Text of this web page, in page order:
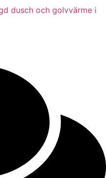
dusch och golvvärme i